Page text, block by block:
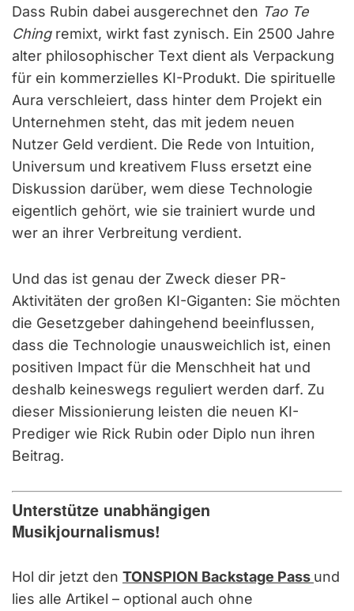
Dass Rubin dabei ausgerechnet den Tao Te
Chingremixt, wirkt fast zynisch. Ein 2500 Jahre
alter philosophischer Text dient als Verpackung
für ein kommerzielles KI-Produkt. Die spirituelle
Aura verschleiert, dass hinter dem Projekt ein
Unternehmen steht, das mit jedem neuen
Nutzer Geld verdient. Die Rede von Intuition,
Universum und kreativem Fluss ersetzt eine
Diskussion darüber, wem diese Technologie
eigentlich gehört, wie sie trainiert wurde und
wer an ihrer Verbreitung verdient.
Und das ist genau der Zweck dieser PR-
Aktivitäten der großen KI-Giganten: Sie möchten
die Gesetzgeber dahingehend beeinflussen,
dass die Technologie unausweichlich ist, einen
positiven Impact für die Menschheit hat und
deshalb keineswegs reguliert werden darf. Zu
dieser Missionierung leisten die neuen KI-
Prediger wie Rick Rubin oder Diplo nun ihren
Beitrag.
Unterstütze unabhängigen
Musikjournalismus!
Hol dir jetzt den TONSPION Backstage Pass und
lies alle Artikel – optional auch ohne